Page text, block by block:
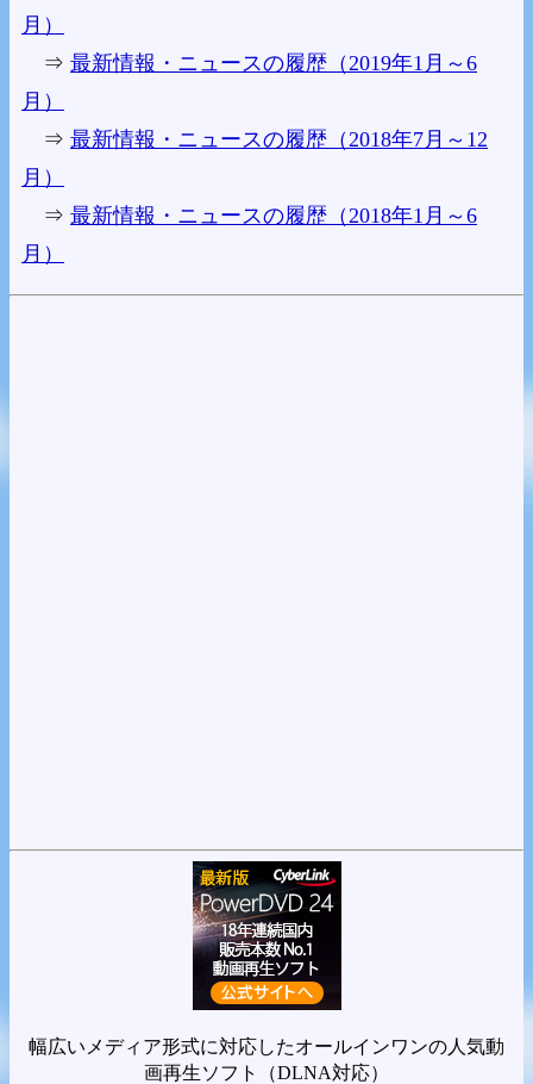
月）
⇒ 最新情報・ニュースの履歴（2019年1月～6
月）
⇒ 最新情報・ニュースの履歴（2018年7月～12
月）
⇒ 最新情報・ニュースの履歴（2018年1月～6
月）
幅広いメディア形式に対応したオールインワンの人気動
画再生ソフト（DLNA対応）